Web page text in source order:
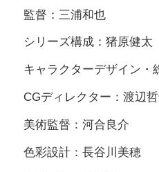
監督：三浦和也
シリーズ構成：猪原健太
キャラクターデザイン・
CGディレクター：渡辺
美術監督：河合良介
色彩設計：長谷川美穂